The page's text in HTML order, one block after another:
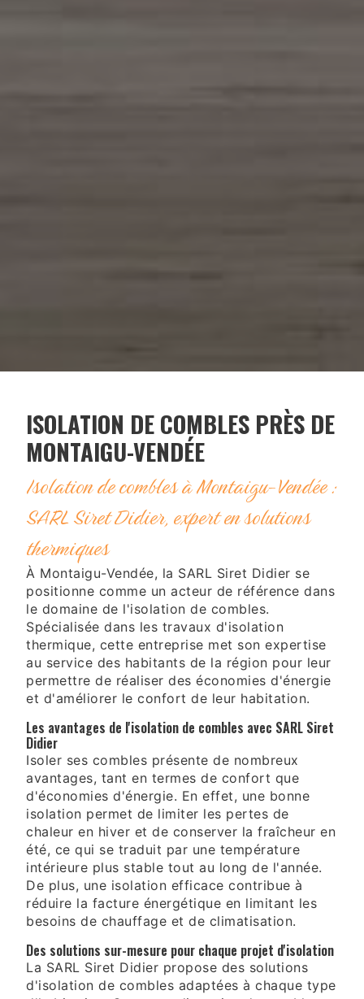
ISOLATION DE COMBLES PRÈS DE
MONTAIGU-VENDÉE
Isolation de combles à Montaigu-Vendée :
SARL Siret Didier, expert en solutions
thermiques
À Montaigu-Vendée, la SARL Siret Didier se
positionne comme un acteur de référence dans
le domaine de l'isolation de combles.
Spécialisée dans les travaux d'isolation
thermique, cette entreprise met son expertise
au service des habitants de la région pour leur
permettre de réaliser des économies d'énergie
et d'améliorer le confort de leur habitation.
Les avantages de l'isolation de combles avec SARL Siret
Didier
Isoler ses combles présente de nombreux
avantages, tant en termes de confort que
d'économies d'énergie. En effet, une bonne
isolation permet de limiter les pertes de
chaleur en hiver et de conserver la fraîcheur en
été, ce qui se traduit par une température
intérieure plus stable tout au long de l'année.
De plus, une isolation efficace contribue à
réduire la facture énergétique en limitant les
besoins de chauffage et de climatisation.
Des solutions sur-mesure pour chaque projet d'isolation
La SARL Siret Didier propose des solutions
d'isolation de combles adaptées à chaque type